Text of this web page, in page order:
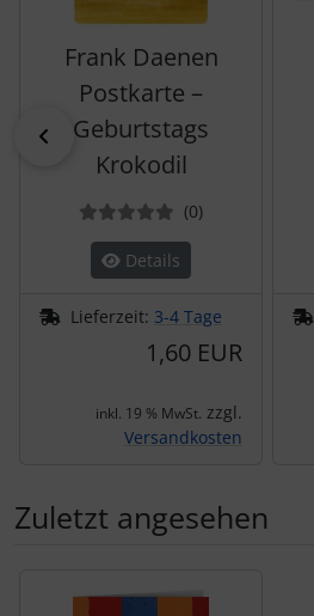
zurück
Frank Daenen
Postkarte –
Geburtstags
Krokodil
(0Bewertungen
)
Details
Lieferzeit: 3-4 Tage
1,60 EUR
inkl. 19 % MwSt. zzgl.
Versandkosten
Zuletzt angesehen